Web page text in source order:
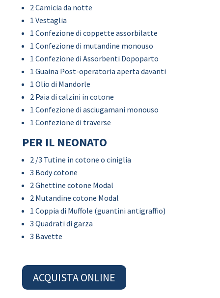
2 Camicia da notte
1 Vestaglia
1 Confezione di coppette assorbilatte
1 Confezione di mutandine monouso
1 Confezione di Assorbenti Dopoparto
1 Guaina Post-operatoria aperta davanti
1 Olio di Mandorle
2 Paia di calzini in cotone
1 Confezione di asciugamani monouso
1 Confezione di traverse
PER IL NEONATO
2 /3 Tutine in cotone o ciniglia
3 Body cotone
2 Ghettine cotone Modal
2 Mutandine cotone Modal
1 Coppia di Muffole (guantini antigraffio)
3 Quadrati di garza
3 Bavette
ACQUISTA ONLINE